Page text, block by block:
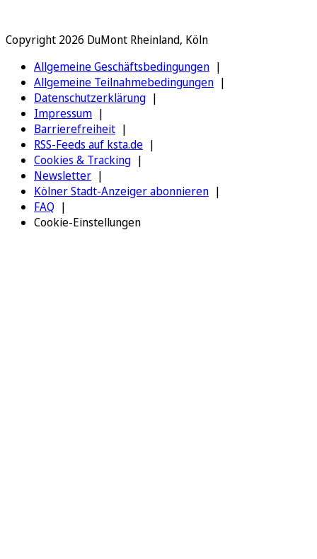
Copyright 2026 DuMont Rheinland, Köln
Allgemeine Geschäftsbedingungen
Allgemeine Teilnahmebedingungen
Datenschutzerklärung
Impressum
Barrierefreiheit
RSS-Feeds auf ksta.de
Cookies & Tracking
Newsletter
Kölner Stadt-Anzeiger abonnieren
FAQ
Cookie-Einstellungen